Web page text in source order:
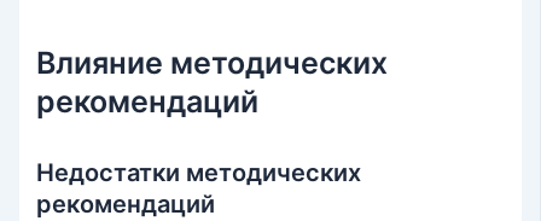
Влияние методических
рекомендаций
Недостатки методических
рекомендаций